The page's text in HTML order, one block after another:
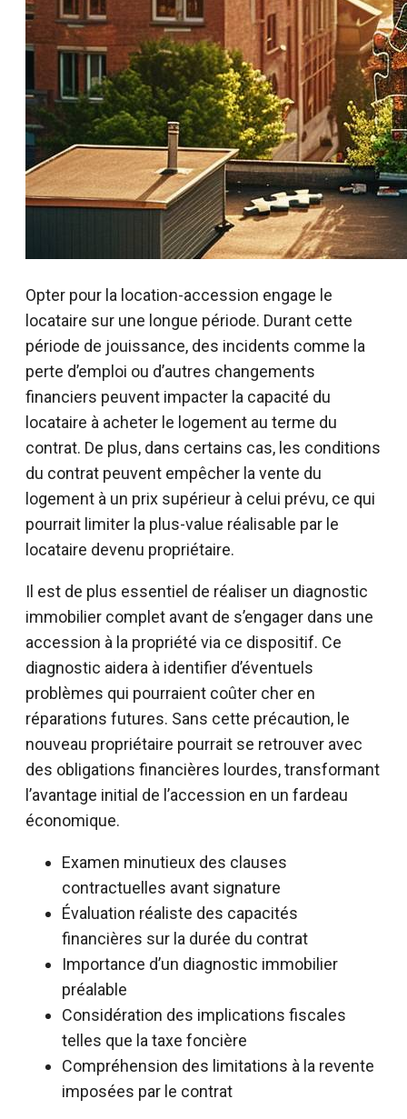
Opter pour la location-accession engage le
locataire sur une longue période. Durant cette
période de jouissance, des incidents comme la
perte d’emploi ou d’autres changements
financiers peuvent impacter la capacité du
locataire à acheter le logement au terme du
contrat. De plus, dans certains cas, les conditions
du contrat peuvent empêcher la vente du
logement à un prix supérieur à celui prévu, ce qui
pourrait limiter la plus-value réalisable par le
locataire devenu propriétaire.
Il est de plus essentiel de réaliser un diagnostic
immobilier complet avant de s’engager dans une
accession à la propriété via ce dispositif. Ce
diagnostic aidera à identifier d’éventuels
problèmes qui pourraient coûter cher en
réparations futures. Sans cette précaution, le
nouveau propriétaire pourrait se retrouver avec
des obligations financières lourdes, transformant
l’avantage initial de l’accession en un fardeau
économique.
Examen minutieux des clauses
contractuelles avant signature
Évaluation réaliste des capacités
financières sur la durée du contrat
Importance d’un diagnostic immobilier
préalable
Considération des implications fiscales
telles que la taxe foncière
Compréhension des limitations à la revente
imposées par le contrat